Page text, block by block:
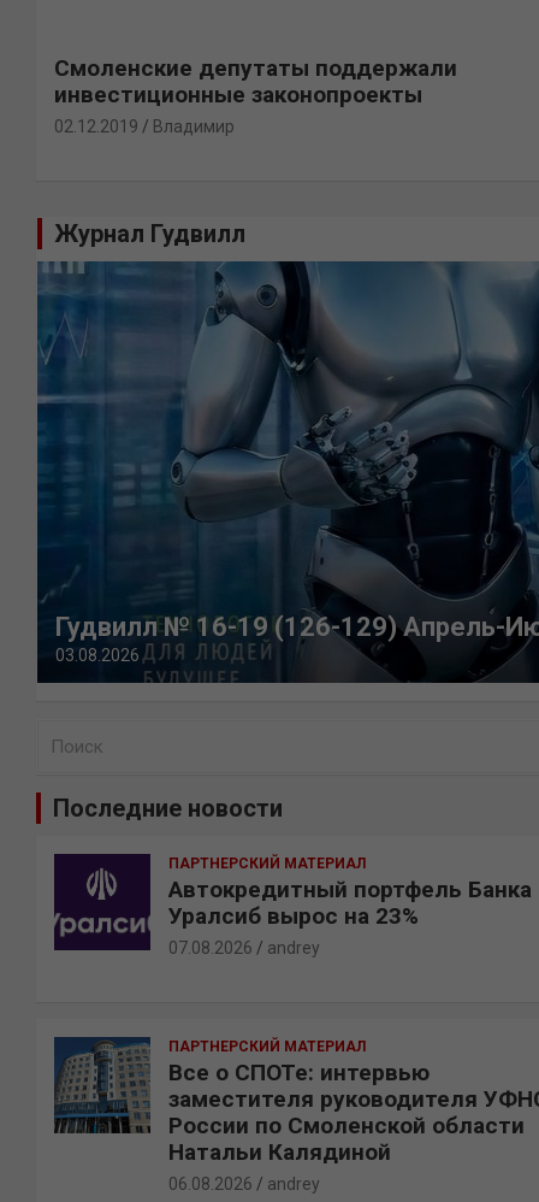
Смоленские депутаты поддержали
инвестиционные законопроекты
02.12.2019 Владимир
Журнал Гудвилл
Гудвилл № 16-19 (126-129) Апрель-
03.08.2026
Последние новости
ПАРТНЕРСКИЙ МАТЕРИАЛ
Автокредитный портфель Банка
Уралсиб вырос на 23%
07.08.2026 andrey
ПАРТНЕРСКИЙ МАТЕРИАЛ
Все о СПОТе: интервью
заместителя руководителя
России по Смоленской области
Натальи Калядиной
06.08.2026 andrey